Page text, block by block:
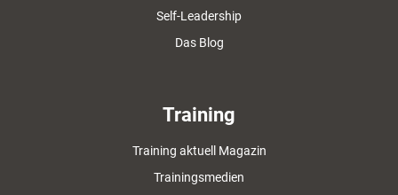
Self-Leadership
Das Blog
Training
Training aktuell Magazin
Trainingsmedien